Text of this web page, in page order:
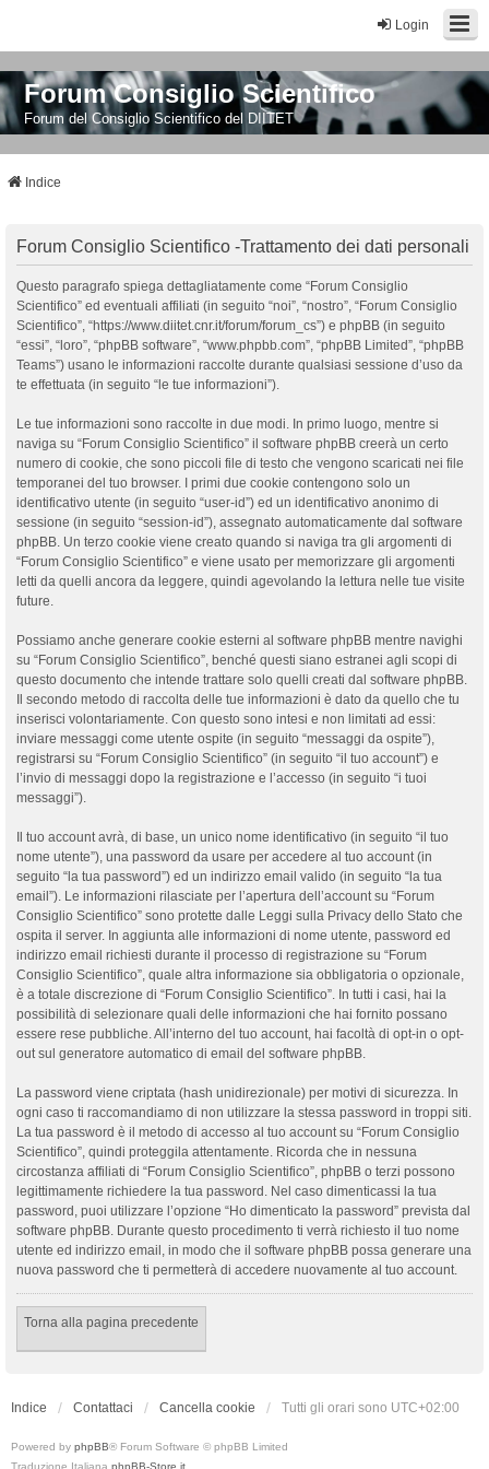
Login
Forum Consiglio Scientifico
Forum del Consiglio Scientifico del DIITET
Indice
Forum Consiglio Scientifico -Trattamento dei dati personali
Questo paragrafo spiega dettagliatamente come “Forum Consiglio
Scientifico” ed eventuali affiliati (in seguito “noi”, “nostro”, “Forum Consiglio
Scientifico”, “https://www.diitet.cnr.it/forum/forum_cs”) e phpBB (in seguito
“essi”, “loro”, “phpBB software”, “www.phpbb.com”, “phpBB Limited”, “phpBB
Teams”) usano le informazioni raccolte durante qualsiasi sessione d’uso da
te effettuata (in seguito “le tue informazioni”).
Le tue informazioni sono raccolte in due modi. In primo luogo, mentre si
naviga su “Forum Consiglio Scientifico” il software phpBB creerà un certo
numero di cookie, che sono piccoli file di testo che vengono scaricati nei file
temporanei del tuo browser. I primi due cookie contengono solo un
identificativo utente (in seguito “user-id”) ed un identificativo anonimo di
sessione (in seguito “session-id”), assegnato automaticamente dal software
phpBB. Un terzo cookie viene creato quando si naviga tra gli argomenti di
“Forum Consiglio Scientifico” e viene usato per memorizzare gli argomenti
letti da quelli ancora da leggere, quindi agevolando la lettura nelle tue visite
future.
Possiamo anche generare cookie esterni al software phpBB mentre navighi
su “Forum Consiglio Scientifico”, benché questi siano estranei agli scopi di
questo documento che intende trattare solo quelli creati dal software phpBB.
Il secondo metodo di raccolta delle tue informazioni è dato da quello che tu
inserisci volontariamente. Con questo sono intesi e non limitati ad essi:
inviare messaggi come utente ospite (in seguito “messaggi da ospite”),
registrarsi su “Forum Consiglio Scientifico” (in seguito “il tuo account”) e
l’invio di messaggi dopo la registrazione e l’accesso (in seguito “i tuoi
messaggi”).
Il tuo account avrà, di base, un unico nome identificativo (in seguito “il tuo
nome utente”), una password da usare per accedere al tuo account (in
seguito “la tua password”) ed un indirizzo email valido (in seguito “la tua
email”). Le informazioni rilasciate per l’apertura dell’account su “Forum
Consiglio Scientifico” sono protette dalle Leggi sulla Privacy dello Stato che
ospita il server. In aggiunta alle informazioni di nome utente, password ed
indirizzo email richiesti durante il processo di registrazione su “Forum
Consiglio Scientifico”, quale altra informazione sia obbligatoria o opzionale,
è a totale discrezione di “Forum Consiglio Scientifico”. In tutti i casi, hai la
possibilità di selezionare quali delle informazioni che hai fornito possano
essere rese pubbliche. All’interno del tuo account, hai facoltà di opt-in o opt-
out sul generatore automatico di email del software phpBB.
La password viene criptata (hash unidirezionale) per motivi di sicurezza. In
ogni caso ti raccomandiamo di non utilizzare la stessa password in troppi siti.
La tua password è il metodo di accesso al tuo account su “Forum Consiglio
Scientifico”, quindi proteggila attentamente. Ricorda che in nessuna
circostanza affiliati di “Forum Consiglio Scientifico”, phpBB o terzi possono
legittimamente richiedere la tua password. Nel caso dimenticassi la tua
password, puoi utilizzare l’opzione “Ho dimenticato la password” prevista dal
software phpBB. Durante questo procedimento ti verrà richiesto il tuo nome
utente ed indirizzo email, in modo che il software phpBB possa generare una
nuova password che ti permetterà di accedere nuovamente al tuo account.
Torna alla pagina precedente
Indice Contattaci Cancella cookie Tutti gli orari sono UTC+02:00
Powered by phpBB® Forum Software © phpBB Limited
Traduzione Italiana phpBB-Store.it